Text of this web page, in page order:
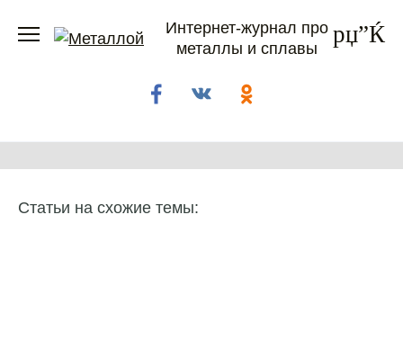
Интернет-журнал про
металлы и сплавы
Статьи на схожие темы: